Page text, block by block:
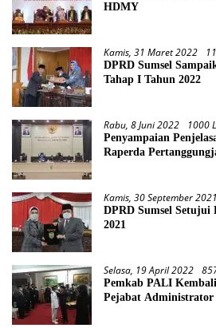
HDMY
Kamis, 31 Maret 2022
DPRD Sumsel
Tahap I Tahun 2022
Rabu, 8 Juni 2022 1000
Penyampaian
Raperda
Kamis, 30 September 2021
DPRD Sumsel Setujui
2021
Selasa, 19 April 2022
Pemkab PALI
Pejabat Administrator